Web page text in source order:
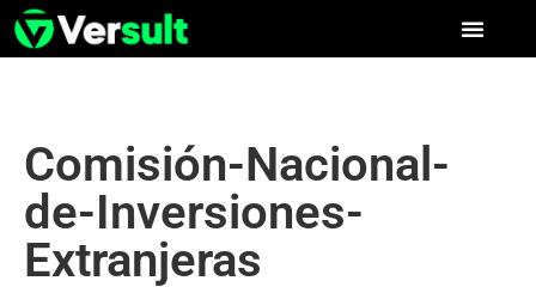
Comisión-Nacional-
de-Inversiones-
Extranjeras